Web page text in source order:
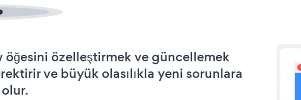
öğesini özelleştirmek ve güncellemek
ve büyük olasılıkla yeni sorunlara